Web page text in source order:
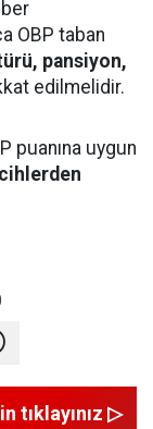
OBP taban
pansiyon,
edilmelidir.
puanına uygun
tıklayınız ▷